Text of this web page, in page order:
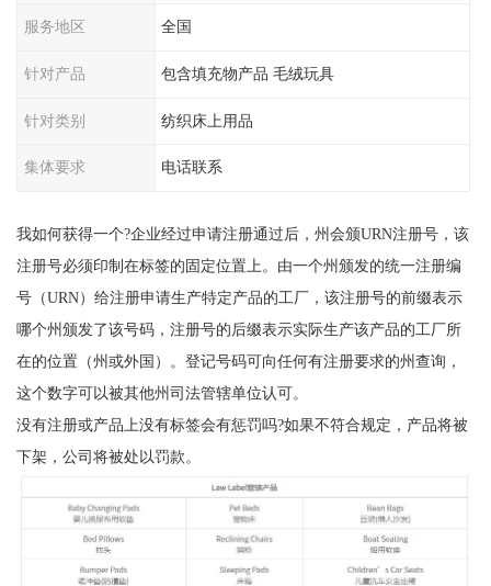
服务地区 全国
针对产品 包含填充物产品 毛绒玩具
针对类别 纺织床上用品
集体要求 电话联系
我如何获得一个?企业经过申请注册通过后，州会颁URN注册号，该
注册号必须印制在标签的固定位置上。由一个州颁发的统一注册编
号（URN）给注册申请生产特定产品的工厂，该注册号的前缀表示
哪个州颁发了该号码，注册号的后缀表示实际生产该产品的工厂所
在的位置（州或外国）。登记号码可向任何有注册要求的州查询，
这个数字可以被其他州司法管辖单位认可。
没有注册或产品上没有标签会有惩罚吗?如果不符合规定，产品将被
下架，公司将被处以罚款。